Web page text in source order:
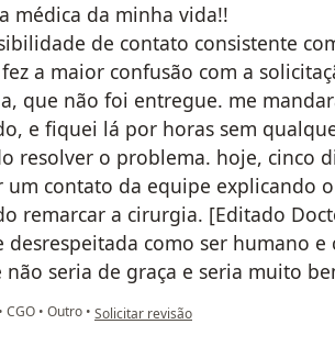
médica da minha vida!!
de contato consistente
a maior confusão com a
que não foi entregue. me
e fiquei lá por horas sem
resolver o problema. hoje, cinco
um contato da equipe explicando
remarcar a cirurgia. [Editado
desrespeitada como ser humano
seria de graça e seria muito
• CGO • Outro • na opinião do utilizador paula ramos
Solicitar revisão